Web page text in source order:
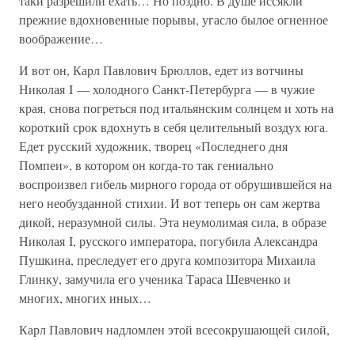
прежние вдохновенные порывы, угасло былое огненное
воображение…
И вот он, Карл Павлович Брюллов, едет из вотчины
Николая I — холодного Санкт-Петербурга — в чужие
края, снова погреться под итальянским солнцем и хоть на
короткий срок вдохнуть в себя целительный воздух юга.
Едет русский художник, творец «Последнего дня
Помпеи», в котором он когда-то так гениально
воспроизвел гибель мирного города от обрушившейся на
него необузданной стихии. И вот теперь он сам жертва
дикой, неразумной силы. Эта неумолимая сила, в образе
Николая I, русского императора, погубила Александра
Пушкина, преследует его друга композитора Михаила
Глинку, замучила его ученика Тараса Шевченко и
многих, многих иных…
Карл Павлович надломлен этой всесокрушающей силой,